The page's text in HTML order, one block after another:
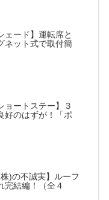
ェード】運転席と
ネット式で取付簡
ョートステー】３
好のはずが！「ポ
)の不誠実】ルーフ
完結編！（全４